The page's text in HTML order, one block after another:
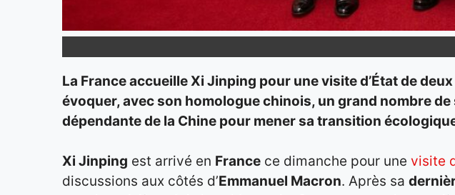
La France accueille Xi Jinping pour une visite d’État de
évoquer, avec son homologue chinois, un grand nombre
dépendante de la Chine pour mener sa transition
Xi Jinping est arrivé en France ce dimanche pour une visite
discussions aux côtés d’Emmanuel Macron. Après sa